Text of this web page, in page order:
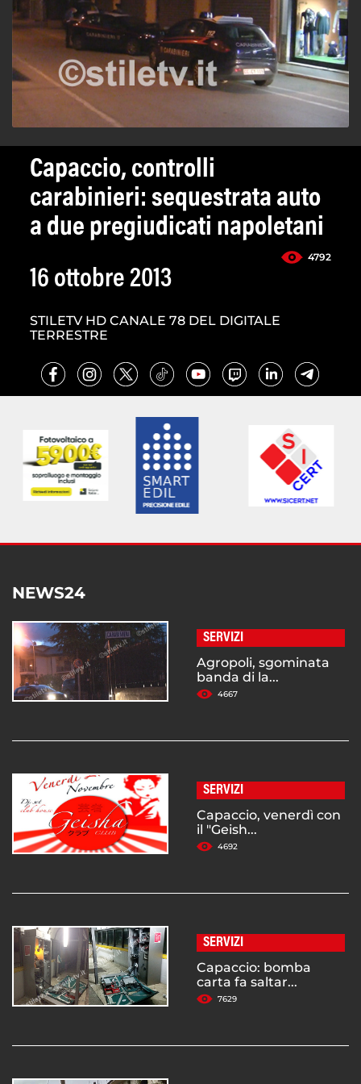
Capaccio, controlli
carabinieri: sequestrata auto
a due pregiudicati napoletani
4792
16 ottobre 2013
STILETV HD CANALE 78 DEL DIGITALE
TERRESTRE
NEWS24
SERVIZI
Agropoli, sgominata
banda di la...
4667
SERVIZI
Capaccio, venerdì con
il "Geish...
4692
SERVIZI
Capaccio: bomba
carta fa saltar...
7629